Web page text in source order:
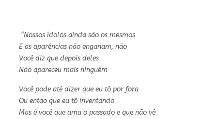
“Nossos ídolos ainda são os mesmos
E as aparências não enganam, não
Você diz que depois deles
Não apareceu mais ninguém
Você pode até dizer que eu tô por fora
Ou então que eu tô inventando
Mas é você que ama o passado e que não vê